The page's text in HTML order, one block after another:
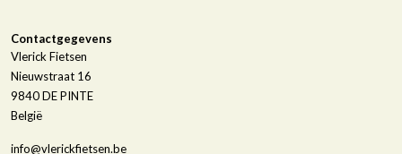
Contactgegevens
Vlerick Fietsen
Nieuwstraat 16
9840DE PINTE
België
info@vlerickfietsen.be